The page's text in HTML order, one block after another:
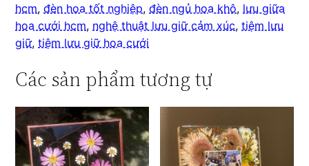
hcm,đèn hoa tốt nghiệp,đèn ngủ hoa khô, lưu giữa
hoa cưới hcm, nghệ thuật lưu giữ cảm xúc,tiệm lưu
giữ,tiệm lưu giữ hoa cưới
Các sản phẩm tương tự